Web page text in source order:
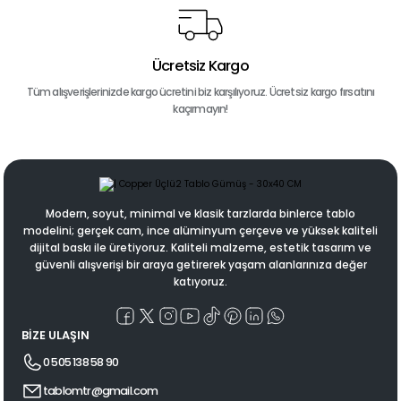
Ücretsiz Kargo
Tüm alışverişlerinizde kargo ücretini biz karşılıyoruz. Ücretsiz kargo fırsatını
kaçırmayın!
Modern, soyut, minimal ve klasik tarzlarda binlerce tablo
modelini; gerçek cam, ince alüminyum çerçeve ve yüksek kaliteli
dijital baskı ile üretiyoruz. Kaliteli malzeme, estetik tasarım ve
güvenli alışverişi bir araya getirerek yaşam alanlarınıza değer
katıyoruz.
BİZE ULAŞIN
0 505 138 58 90
tablomtr@gmail.com